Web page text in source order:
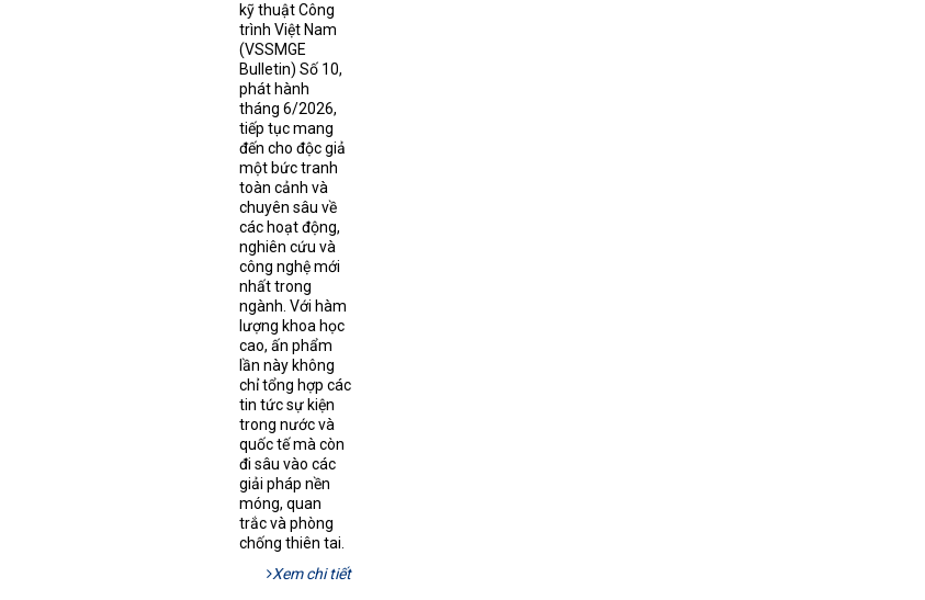
kỹ thuật Công
trình Việt Nam
(VSSMGE
Bulletin) Số 10,
phát hành
tháng 6/2026,
tiếp tục mang
đến cho độc giả
một bức tranh
toàn cảnh và
chuyên sâu về
các hoạt động,
nghiên cứu và
công nghệ mới
nhất trong
ngành. Với hàm
lượng khoa học
cao, ấn phẩm
lần này không
chỉ tổng hợp các
tin tức sự kiện
trong nước và
quốc tế mà còn
đi sâu vào các
giải pháp nền
móng, quan
trắc và phòng
chống thiên tai.
Xem chi tiết